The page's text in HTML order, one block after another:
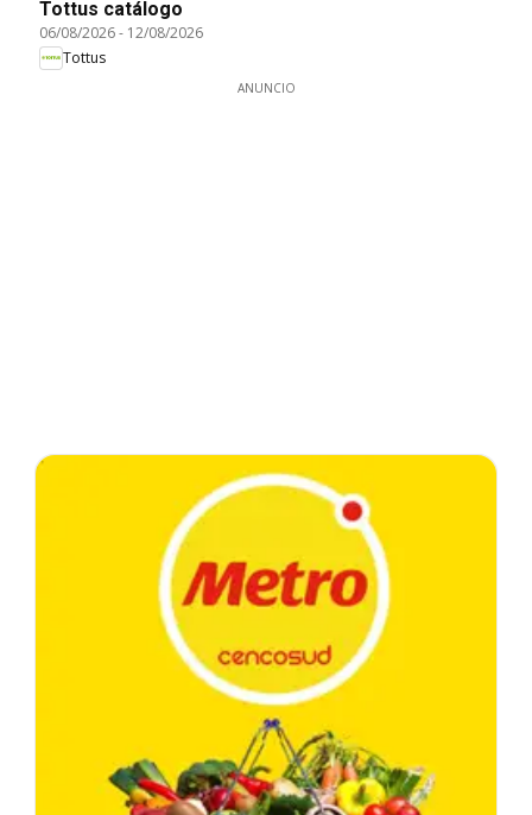
Tottus catálogo
06/08/2026- 12/08/2026
Tottus
ANUNCIO